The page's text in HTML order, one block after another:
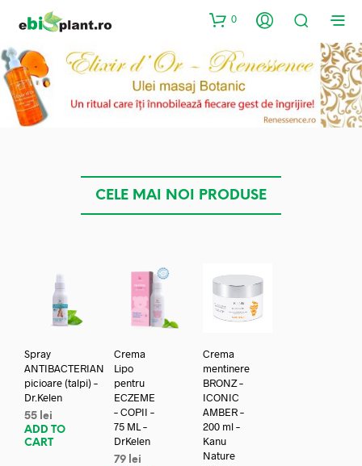
0
CELE MAI NOI PRODUSE
Spray
ANTIBACTERIAN
picioare (talpi) –
Dr.Kelen
55 lei
ADD TO
CART
Crema
Lipo
pentru
ECZEME
– COPII –
75 ML –
DrKelen
79 lei
Crema
mentinere
BRONZ –
ICONIC
AMBER –
200 ml –
Kanu
Nature